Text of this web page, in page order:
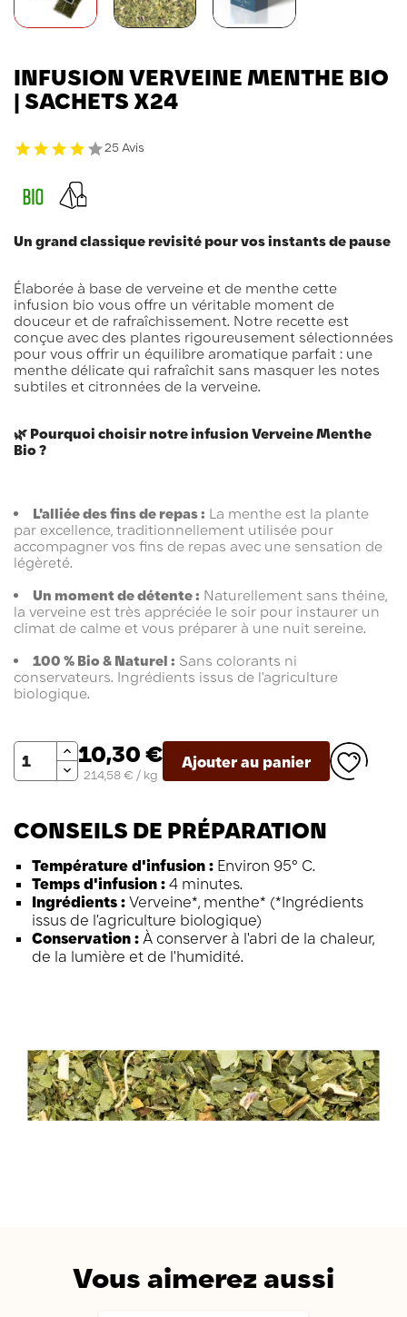
INFUSION VERVEINE MENTHE BIO
| SACHETS X24
25 Avis
Un grand classique revisité pour vos instants de pause
Élaborée à base de verveine et de menthe cette
infusion bio vous offre un véritable moment de
douceur et de rafraîchissement. Notre recette est
conçue avec des plantes rigoureusement sélectionnées
pour vous offrir un équilibre aromatique parfait : une
menthe délicate qui rafraîchit sans masquer les notes
subtiles et citronnées de la verveine.
🌿 Pourquoi choisir notre infusion Verveine Menthe
Bio ?
L'alliée des fins de repas : La menthe est la plante
par excellence, traditionnellement utilisée pour
accompagner vos fins de repas avec une sensation de
légèreté.
Un moment de détente : Naturellement sans théine,
la verveine est très appréciée le soir pour instaurer un
climat de calme et vous préparer à une nuit sereine.
100 % Bio & Naturel : Sans colorants ni
conservateurs. Ingrédients issus de l'agriculture
biologique.
Quantité 10,30 €
214,58 € / kg
Ajouter au panier
CONSEILS DE PRÉPARATION
Température d'infusion : Environ 95° C.
Temps d'infusion : 4 minutes.
Ingrédients : Verveine*, menthe* (*Ingrédients
issus de l’agriculture biologique)
Conservation : À conserver à l'abri de la chaleur,
de la lumière et de l'humidité.
Vous aimerez aussi